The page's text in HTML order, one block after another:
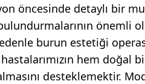
öncesinde detaylı bir
önemli
burun estetiği
hem doğal
desteklemektir.